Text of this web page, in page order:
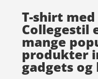
T-shirt med
Collegestil
mange
produkter
gadgets